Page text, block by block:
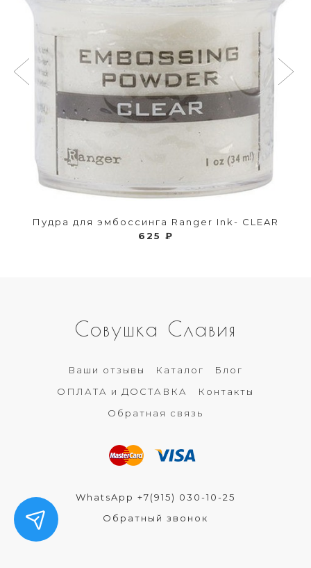
Пудра для эмбоссинга Ranger Ink- CLEAR
625 ₽
Совушка Славия
Ваши отзывы Каталог
Блог
ОПЛАТА и ДОСТАВКА
Контакты
Обратная связь
WhatsApp +7(915) 030-10-25
Обратный звонок